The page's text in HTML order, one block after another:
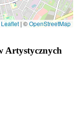
Leaflet | ©OpenStreetMap
Artystycznych